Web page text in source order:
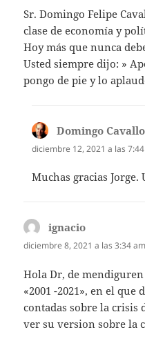
Sr. Domingo Felipe
clase de economía y
Hoy más que nunca
Usted siempre dijo: »
pongo de pie y lo
Domingo Cavallo
diciembre 12, 2021 a las
Muchas gracias Jorge.
ignacio
diciembre 8, 2021 a las 3:34 am
Hola Dr, de
«2001 -2021», en el que
contadas sobre la crisis
ver su version sobre la